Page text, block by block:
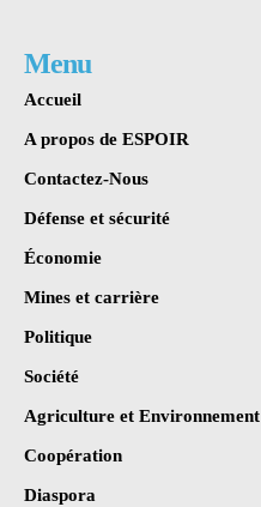
Menu
Accueil
A propos de ESPOIR
Contactez-Nous
Défense et sécurité
Économie
Mines et carrière
Politique
Société
Agriculture et Environnement
Coopération
Diaspora